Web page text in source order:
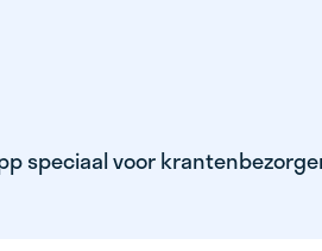
speciaal voor